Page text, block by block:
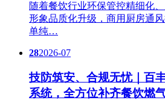
随着餐饮行业环保管控精细化
形象品质化升级，商用厨房通
单纯…
282026-07
技防筑安、合规无忧｜百
系统，全方位补齐餐饮燃